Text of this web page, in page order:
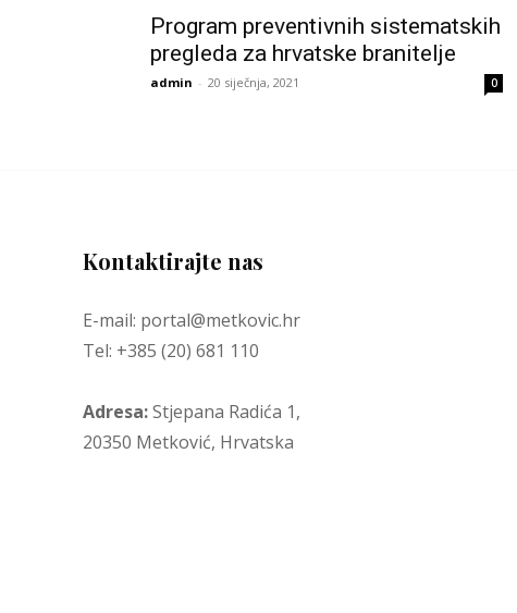
Program preventivnih sistematskih
pregleda za hrvatske branitelje
admin - 20 siječnja, 2021 0
Kontaktirajte nas
E-mail: portal@metkovic.hr
Tel: +385 (20) 681 110
Adresa:Stjepana Radića 1,
20350 Metković, Hrvatska